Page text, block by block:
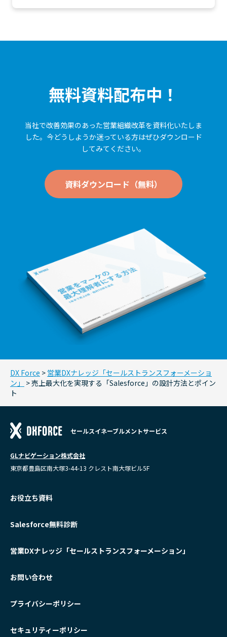
無料資料配布中！
当社で改善効果のあった営業組織改革を資料化いたしま
した。 今どうしようか迷っている方はぜひダウンロード
してみてください。
資料ダウンロード（無料）
DX Force > 営業DXナレッジ「セールストランスフォーメーショ
ン」
>売上最大化を実現する「Salesforce」の設計方法とポイン
ト
セールスイネーブルメントサービス
GLナビゲーション株式会社
東京都豊島区南大塚3-44-13 クレスト南大塚ビル5F
お役立ち資料
Salesforce無料診断
営業DXナレッジ「セールストランスフォーメーション」
お問い合わせ
プライバシーポリシー
セキュリティーポリシー